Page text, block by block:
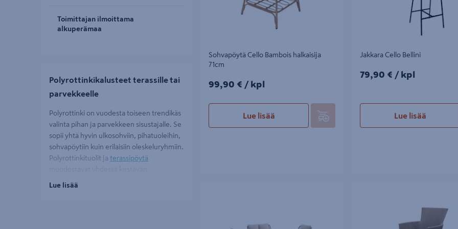
Toimittajan ilmoittama
alkuperämaa
Polyrottinkikalusteet terassille tai
parvekkeelle
Polyrottinki on vuodesta toiseen trendikäs
valinta pihan ja parvekkeen sisustajalle. Se
sopii yhtä hyvin ulkosohviin, pihatuoleihin,
sohvapöytiin kuin erilaisiin oleskeluryhmiin.
Polyrottinkituolit ja terassipöytä
ruokailuryhmän, joka näyttää hyvältä
Lue lisää
Sohvapöytä Cello Bambois halkaisija
71cm
99,90€/kpl
99,90 € / kpl
Lue lisää
Jakkara Cello Bellini
79,90€/kpl
79,90 € / kpl
Lue lisää